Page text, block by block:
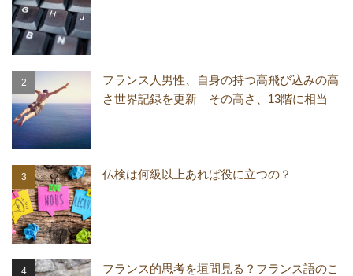
フランス人男性、自身の持つ高飛び込みの高
さ世界記録を更新 その高さ、13階に相当
仏検は何級以上あれば役に立つの？
フランス的思考を垣間見る？フランス語のこ